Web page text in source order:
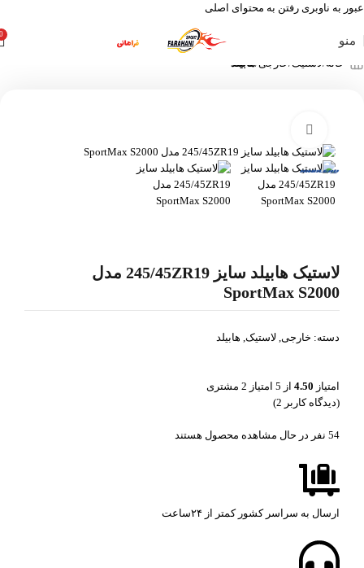
عبور به ناوبری رفتن به محتوای اصلی
منو
خانه لاستیک خارجی هابیلد
لاستیک هابیلد سایز 245/45ZR19 مدل
SportMax S2000
دسته: خارجی, لاستیک, هابیلد
امتیاز 4.50 از 5 امتیاز 2 مشتری
(دیدگاه کاربر 2
)
54 نفر در حال مشاهده محصول هستند
ارسال به سراسر کشور کمتر از ۲۴ساعت